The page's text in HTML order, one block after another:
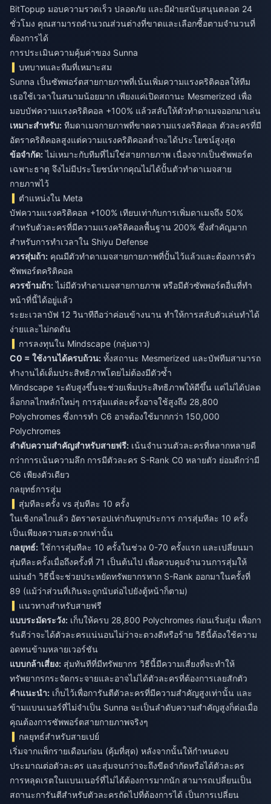
BitTopup มอบความรวดเร็ว ปลอดภัย และมีฝ่ายสนับสนุนตลอด 24
ชั่วโมง คุณสามารถคำนวณส่วนต่างที่ขาดและเลือกซื้อตามจำนวนที่
ต้องการได้
การประเมินความคุ้มค่าของ Sunna
บทบาทและทีมที่เหมาะสม
Sunna เป็นซัพพอร์ตสายกายภาพที่เน้นเพิ่มความแรงคริติคอลให้ทีม
เธอใช้เวลาในสนามน้อยมาก เพียงแค่เปิดสถานะ Mesmerized เพื่อ
มอบบัฟความแรงคริติคอล +100% แล้วสลับให้ตัวทำดาเมจออกมาเล่น
เหมาะสำหรับ: ทีมดาเมจกายภาพที่ขาดความแรงคริติคอล ตัวละครที่มี
อัตราคริติคอลสูงแต่ความแรงคริติคอลต่ำจะได้ประโยชน์สูงสุด
ข้อจำกัด:ไม่เหมาะกับทีมที่ไม่ใช่สายกายภาพ เนื่องจากเป็นซัพพอร์ต
เฉพาะธาตุ จึงไม่มีประโยชน์หากคุณไม่ได้ปั้นตัวทำดาเมจสาย
กายภาพไว้
ตำแหน่งใน Meta
บัฟความแรงคริติคอล +100% เทียบเท่ากับการเพิ่มดาเมจถึง 50%
สำหรับตัวละครที่มีความแรงคริติคอลพื้นฐาน 200% ซึ่งสำคัญมาก
สำหรับการทำเวลาใน Shiyu Defense
ควรสุ่มถ้า: คุณมีตัวทำดาเมจสายกายภาพที่ปั้นไว้แล้วและต้องการตัว
ซัพพอร์ตคริติคอล
ควรข้ามถ้า:ไม่มีตัวทำดาเมจสายกายภาพ หรือมีตัวซัพพอร์ตอื่นที่ทำ
หน้าที่นี้ได้อยู่แล้ว
ระยะเวลาบัฟ 12 วินาทีถือว่าค่อนข้างนาน ทำให้การสลับตัวเล่นทำได้
ง่ายและไม่กดดัน
การลงทุนใน Mindscape (กลุ่มดาว)
C0 = ใช้งานได้ครบถ้วน: ทั้งสถานะ Mesmerized และบัฟทีมสามารถ
ทำงานได้เต็มประสิทธิภาพโดยไม่ต้องมีตัวซ้ำ
Mindscape ระดับสูงขึ้นจะช่วยเพิ่มประสิทธิภาพให้ดีขึ้น แต่ไม่ได้ปลด
ล็อกกลไกหลักใหม่ๆ การสุ่มแต่ละครั้งอาจใช้สูงถึง 28,800
Polychromes ซึ่งการทำ C6 อาจต้องใช้มากกว่า 150,000
Polychromes
ลำดับความสำคัญสำหรับสายฟรี: เน้นจำนวนตัวละครที่หลากหลายดี
กว่าการเน้นความลึก การมีตัวละคร S-Rank C0 หลายตัว ย่อมดีกว่ามี
C6 เพียงตัวเดียว
กลยุทธ์การสุ่ม
สุ่มทีละครั้ง vs สุ่มทีละ 10 ครั้ง
ในเชิงกลไกแล้ว อัตราดรอปเท่ากันทุกประการ การสุ่มทีละ 10 ครั้ง
เป็นเพียงความสะดวกเท่านั้น
กลยุทธ์: ใช้การสุ่มทีละ 10 ครั้งในช่วง 0-70 ครั้งแรก และเปลี่ยนมา
สุ่มทีละครั้งเมื่อถึงครั้งที่ 71 เป็นต้นไป เพื่อควบคุมจำนวนการสุ่มให้
แม่นยำ วิธีนี้จะช่วยประหยัดทรัพยากรหาก S-Rank ออกมาในครั้งที่
89 (แม้ว่าส่วนที่เกินจะถูกนับต่อไปยังตู้หน้าก็ตาม)
แนวทางสำหรับสายฟรี
แบบระมัดระวัง: เก็บให้ครบ 28,800 Polychromes ก่อนเริ่มสุ่ม เพื่อกา
รันตีว่าจะได้ตัวละครแน่นอนไม่ว่าจะดวงดีหรือร้าย วิธีนี้ต้องใช้ความ
อดทนข้ามหลายเวอร์ชัน
แบบกล้าเสี่ยง: สุ่มทันทีที่มีทรัพยากร วิธีนี้มีความเสี่ยงที่จะทำให้
ทรัพยากรกระจัดกระจายและอาจไม่ได้ตัวละครที่ต้องการเลยสักตัว
คำแนะนำ: เก็บไว้เพื่อการันตีตัวละครที่มีความสำคัญสูงเท่านั้น และ
ข้ามแบนเนอร์ที่ไม่จำเป็น Sunna จะเป็นลำดับความสำคัญสูงก็ต่อเมื่อ
คุณต้องการซัพพอร์ตสายกายภาพจริงๆ
กลยุทธ์สำหรับสายเปย์
เริ่มจากแพ็กรายเดือนก่อน (คุ้มที่สุด) หลังจากนั้นให้กำหนดงบ
ประมาณต่อตัวละคร และสุ่มจนกว่าจะถึงขีดจำกัดหรือได้ตัวละคร
การหลุดเรตในแบนเนอร์ที่ไม่ได้ต้องการมากนัก สามารถเปลี่ยนเป็น
สถานะการันตีสำหรับตัวละครถัดไปที่ต้องการได้ เป็นการเปลี่ยน